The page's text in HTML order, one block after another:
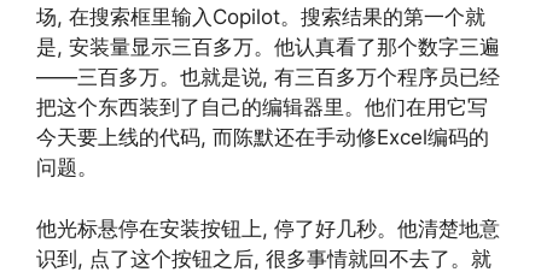
场, 在搜索框里输入Copilot。搜索结果的第一个就
是, 安装量显示三百多万。他认真看了那个数字三遍
——三百多万。也就是说, 有三百多万个程序员已经
把这个东西装到了自己的编辑器里。他们在用它写
今天要上线的代码, 而陈默还在手动修Excel编码的
问题。
他光标悬停在安装按钮上, 停了好几秒。他清楚地意
识到, 点了这个按钮之后, 很多事情就回不去了。就